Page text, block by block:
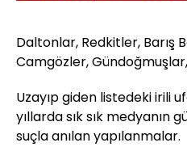
Daltonlar, Redkitler, Barış
Camgözler,
Uzayıp giden listedeki irili
yıllarda sık sık medyanın
suçla anılan yapılanmalar.